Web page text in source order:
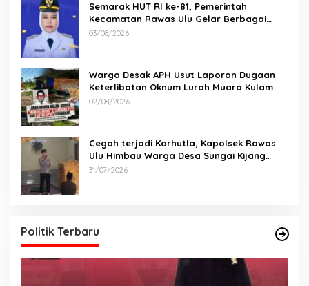
Semarak HUT RI ke-81, Pemerintah
Kecamatan Rawas Ulu Gelar Berbagai
Lomba
03/08/2026
Warga Desak APH Usut Laporan Dugaan
Keterlibatan Oknum Lurah Muara Kulam
02/08/2026
Cegah terjadi Karhutla, Kapolsek Rawas
Ulu Himbau Warga Desa Sungai Kijang
Sesuai Maklumat Kapolda Sumsel
31/07/2026
Politik Terbaru